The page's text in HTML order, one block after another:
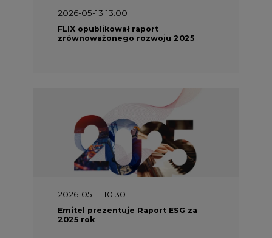
2026-05-13 13:00
FLIX opublikował raport
zrównoważonego rozwoju 2025
2026-05-11 10:30
Emitel prezentuje Raport ESG za
2025 rok